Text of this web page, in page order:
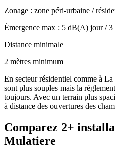
Zonage : zone péri-urbaine /
Émergence max : 5 dB(A) jour /3
Distance minimale
2 mètres minimum
En secteur résidentiel comme à
sont plus souples mais la
toujours. Avec un terrain plus
à distance des ouvertures des
Comparez 2+
Mulatiere